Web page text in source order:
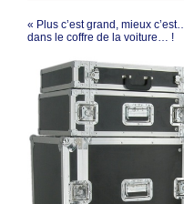
« Plus c’est grand, mieux
dans le coffre de la voiture… !